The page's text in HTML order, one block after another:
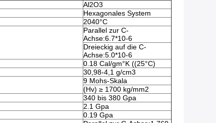
Al2O3
Hexagonales System
2040°C
Parallel zur C-
Achse:6.7*10-6
Dreieckig auf die C-
Achse:5.0*10-6
0.18 Cal/gm°K ((25°C)
30,98-4,1 g/cm3
9 Mohs-Skala
(Hv) ≥ 1700 kg/mm2
340 bis 380 Gpa
2.1 Gpa
0.19 Gpa